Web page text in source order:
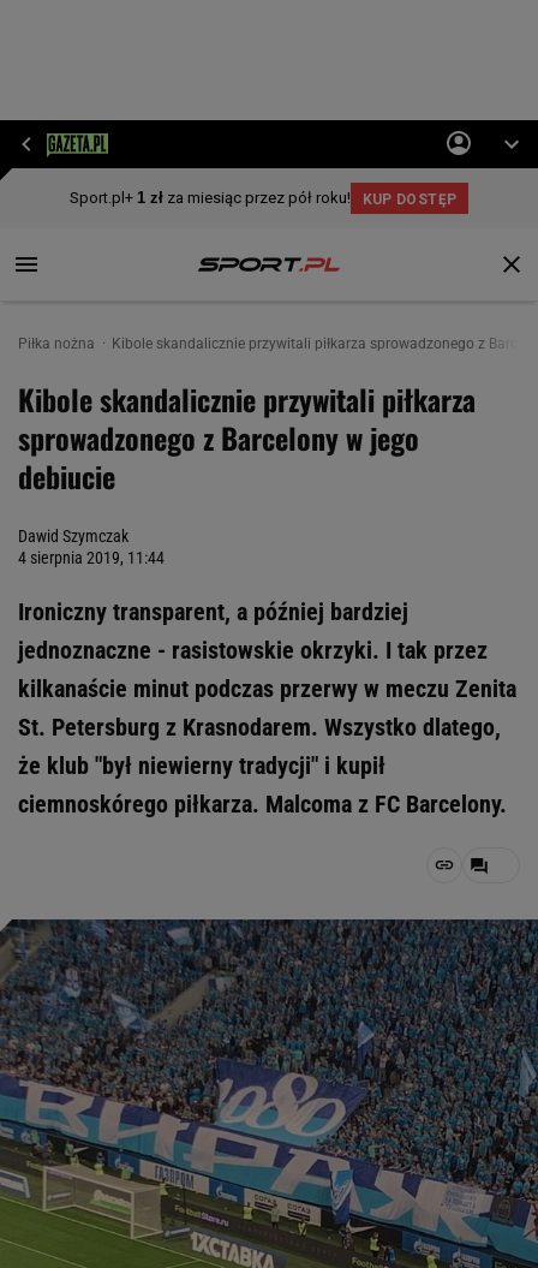
Piłka nożna Kibole skandalicznie przywitali piłkarza sprowadzonego z
Kibole skandalicznie przywitali piłkarza
sprowadzonego z Barcelony w jego
debiucie
Dawid Szymczak
4 sierpnia 2019, 11:44
Ironiczny transparent, a później bardziej
jednoznaczne - rasistowskie okrzyki. I tak przez
kilkanaście minut podczas przerwy w meczu Zenita
St. Petersburg z Krasnodarem. Wszystko dlatego,
że klub "był niewierny tradycji" i kupił
ciemnoskórego piłkarza. Malcoma z FC Barcelony.